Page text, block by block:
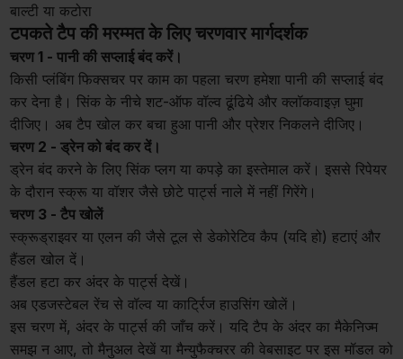
बाल्टी या कटोरा
टपकते टैप की मरम्मत के लिए चरणवार मार्गदर्शक
चरण 1 - पानी की सप्लाई बंद करें।
किसी प्लंबिंग फिक्सचर पर काम का पहला चरण हमेशा पानी की सप्लाई बंद
कर देना है। सिंक के नीचे शट-ऑफ वॉल्व ढूंढिये और क्लॉकवाइज़ घुमा
दीजिए। अब टैप खोल कर बचा हुआ पानी और प्रेशर निकलने दीजिए।
चरण 2 - ड्रेन को बंद कर दें।
ड्रेन बंद करने के लिए सिंक प्लग या कपड़े का इस्तेमाल करें। इससे रिपेयर
के दौरान स्क्रू या वॉशर जैसे छोटे पार्ट्स नाले में नहीं गिरेंगे।
चरण 3 - टैप खोलें
स्क्रूड्राइवर या एलन की जैसे टूल से डेकोरेटिव कैप (यदि हो) हटाएं और
हैंडल खोल दें।
हैंडल हटा कर अंदर के पार्ट्स देखें।
अब एडजस्टेबल रेंच से वॉल्व या कार्ट्रिज हाउसिंग खोलें।
इस चरण में, अंदर के पार्ट्स की जाँच करें। यदि टैप के अंदर का मैकेनिज्म
समझ न आए, तो मैनुअल देखें या मैन्युफैक्चरर की वेबसाइट पर इस मॉडल को